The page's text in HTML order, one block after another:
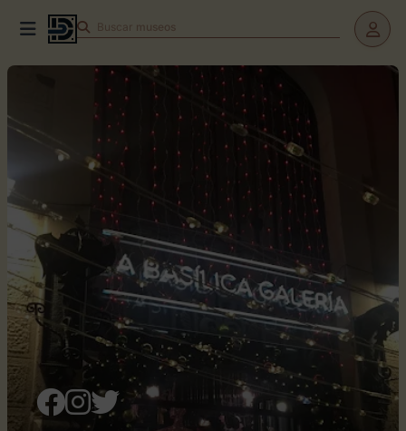
Buscar museos